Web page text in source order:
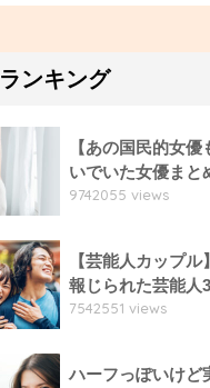
ランキング
【あの国民的女
いでいた女優まと
9742055 views
【芸能人カップ
報じられた芸能人
7542551 views
ハーフっぽいけど